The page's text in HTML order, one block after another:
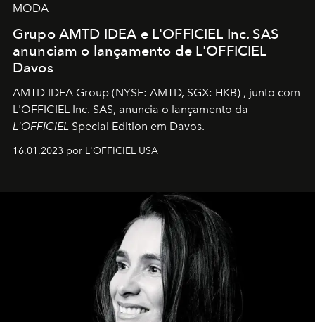
MODA
Grupo AMTD IDEA e L'OFFICIEL Inc. SAS
anunciam o lançamento de L'OFFICIEL
Davos
AMTD IDEA Group (NYSE: AMTD, SGX: HKB) , junto com
L'OFFICIEL Inc. SAS, anuncia o lançamento da
L'OFFICIEL Special Edition em Davos.
16.01.2023 por L'OFFICIEL USA